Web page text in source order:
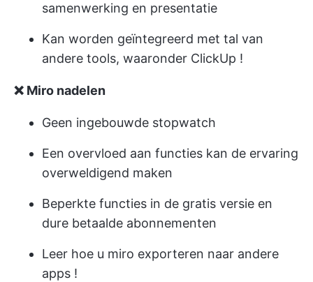
samenwerking en presentatie
Kan worden geïntegreerd met tal van
andere tools, waaronder ClickUp !
❌ Miro nadelen
Geen ingebouwde stopwatch
Een overvloed aan functies kan de ervaring
overweldigend maken
Beperkte functies in de gratis versie en
dure betaalde abonnementen
Leer hoe u miro exporteren naar andere
apps !